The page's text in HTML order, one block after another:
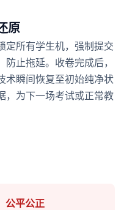
原
定所有学生机，强制提交
止拖延。收卷完成后，
术瞬间恢复至初始纯净状
，为下一场考试或正常教
公平公正